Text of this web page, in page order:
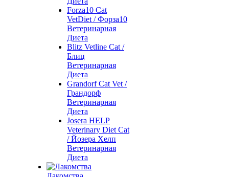
Forza10 Cat
VetDiet / Форза10
Ветеринарная
Диета
Blitz Vetline Cat /
Блиц
Ветеринарная
Диета
Grandorf Cat Vet /
Грандорф
Ветеринарная
Диета
Josera HELP
Veterinary Diet Cat
/ Йозера Хелп
Ветеринарная
Диета